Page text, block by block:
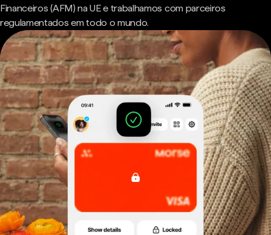
Financeiros (AFM) na UE e trabalhamos com parceiros
regulamentados em todo o mundo.